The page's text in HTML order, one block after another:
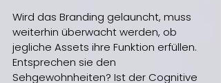
Wird das Branding gelauncht, muss
weiterhin überwacht werden, ob
jegliche Assets ihre Funktion erfüllen.
Entsprechen sie den
Sehgewohnheiten? Ist der Cognitive